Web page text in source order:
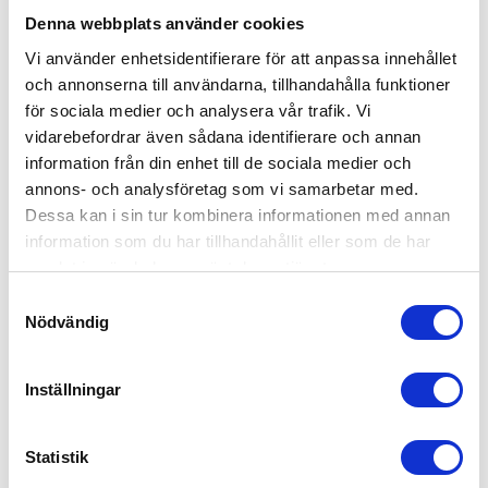
Denna webbplats använder cookies
Vi använder enhetsidentifierare för att anpassa innehållet
och annonserna till användarna, tillhandahålla funktioner
för sociala medier och analysera vår trafik. Vi
vidarebefordrar även sådana identifierare och annan
information från din enhet till de sociala medier och
annons- och analysföretag som vi samarbetar med.
Dessa kan i sin tur kombinera informationen med annan
information som du har tillhandahållit eller som de har
samlat in när du har använt deras tjänster.
Nödvändig
Inställningar
Statistik
PEJO RESERVDELSSATS
PEJO RESERVDELSSATS